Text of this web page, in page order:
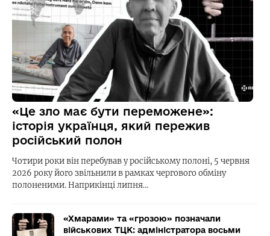
«Це зло має бути переможене»:
історія українця, який пережив
російський полон
Чотири роки він перебував у російському полоні, 5 червня
2026 року його звільнили в рамках чергового обміну
полоненими. Наприкінці липня…
«Хмарами» та «грозою» позначали
військових ТЦК: адміністратора восьми